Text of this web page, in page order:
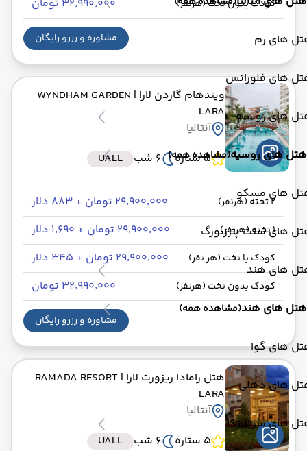
های رم
های فلورانس
های روسیه
هتل های روسیه(مشاهده همه)
های مسکو
های سنت پترزبورگ
های هند
هتل های هند(مشاهده همه)
های گوا
های دهلی
های سریلانکا
کودک بدون تخت (هرنفر) ۳۲٬۹۹۰٬۰۰۰ تومان
مشاوره و رزرو رایگان
ویندهام گاردن لارا | WYNDHAM GARDEN
LARA
آنتالیا
5 ستاره
6 شب UALL
2 تخته (هرنفر) ۲۹٬۹۰۰٬۰۰۰ تومان + ۸۸۳ دلار
1 تخته (هرنفر) ۲۹٬۹۰۰٬۰۰۰ تومان + ۱٬۶۹۰ دلار
کودک با تخت (هر نفر) ۲۹٬۹۰۰٬۰۰۰ تومان + ۳۴۵ دلار
کودک بدون تخت (هرنفر) ۳۲٬۹۹۰٬۰۰۰ تومان
مشاوره و رزرو رایگان
هتل رامادا ریزورت لارا | RAMADA RESORT
LARA
آنتالیا
5 ستاره
6 شب UALL